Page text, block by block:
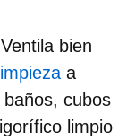
Ventila bien
a
cubos
limpio